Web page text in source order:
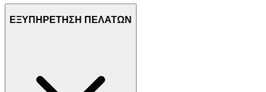
ΕΞΥΠΗΡΕΤΗΣΗ ΠΕΛΑΤΩΝ